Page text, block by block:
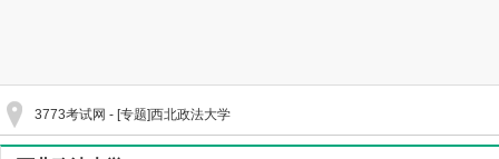
3773考试网 - [专题]西北政法大学